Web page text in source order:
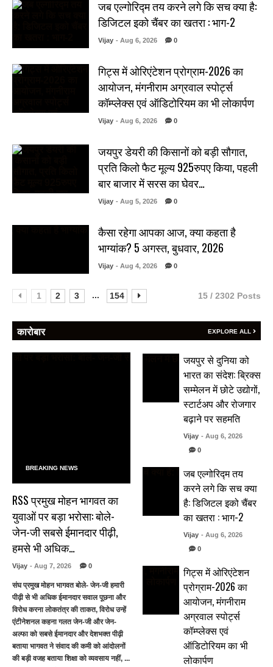
जब एल्गोरिद्म तय करने लगे कि सच क्या है:
डिजिटल इको चैंबर का खतरा : भाग-2
Vijay - Aug 6, 2026 0
गिट्स में ओरिएंटेशन प्रोग्राम-2026 का
आयोजन, मंगनीराम अग्रवाल स्पोर्ट्स
कॉम्प्लेक्स एवं ऑडिटोरियम का भी लोकार्पण
Vijay - Aug 6, 2026 0
जयपुर डेयरी की किसानों को बड़ी सौगात,
प्रति किलो फैट मूल्य 925रुपए किया, पहली
बार बाजार में सरस का घेवर…
Vijay - Aug 5, 2026 0
कैसा रहेगा आपका आज, क्या कहता है
भाग्यांक? 5 अगस्त, बुधवार, 2026
Vijay - Aug 4, 2026 0
1 2 3 ... 154 15 / 2302 Posts
कारोबार EXPLORE ALL
BREAKING NEWS
RSS प्रमुख मोहन भागवत का
युवाओं पर बड़ा भरोसा: बोले-
जेन-जी सबसे ईमानदार पीढ़ी,
हमसे भी अधिक…
Vijay - Aug 7, 2026 0
संघ प्रमुख मोहन भागवत बोले- जेन-जी हमारी
पीढ़ी से भी अधिक ईमानदार सवाल पूछना और
विरोध करना लोकतंत्र की ताकत, विरोध उन्हें
एंटीनेशनल कहना गलत जेन-जी और जेन-
अल्फा को सबसे ईमानदार और देशभक्त पीढ़ी
बताया भागवत ने संवाद की कमी को आंदोलनों
की बड़ी वजह बताया शिक्षा को व्यवसाय नहीं, ...
जयपुर से दुनिया को
भारत का संदेश: ब्रिक्स
सम्मेलन में छोटे उद्योगों,
स्टार्टअप और रोजगार
बढ़ाने पर सहमति
Vijay - Aug 6, 2026
0
जब एल्गोरिद्म तय
करने लगे कि सच क्या
है: डिजिटल इको चैंबर
का खतरा : भाग-2
Vijay - Aug 6, 2026
0
गिट्स में ओरिएंटेशन
प्रोग्राम-2026 का
आयोजन, मंगनीराम
अग्रवाल स्पोर्ट्स
कॉम्प्लेक्स एवं
ऑडिटोरियम का भी
लोकार्पण